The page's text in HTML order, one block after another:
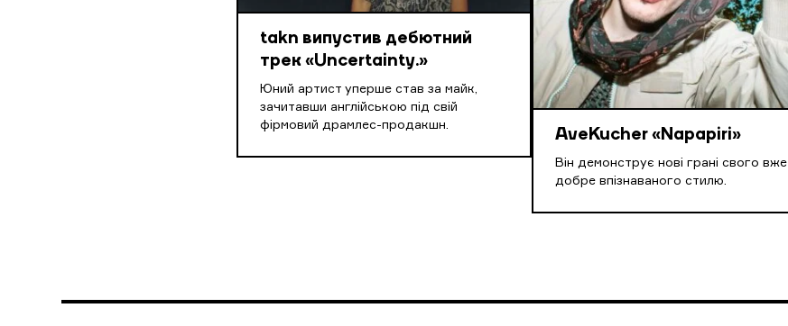
takn випустив дебютний
трек «Uncertainty.»
Юний артист уперше став за майк,
зачитавши англійською під свій
фірмовий драмлес-продакшн.
AveKucher «Napapiri»
Він демонструє нові грані свого вже
добре впізнаваного стилю.